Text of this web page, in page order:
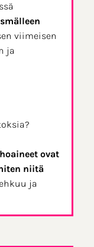
viimeisen
ja
ovat
niitä
ja